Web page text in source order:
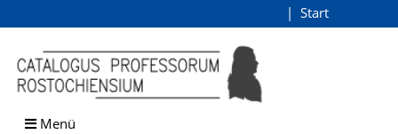
Browsen
direkt zum Inhalt
Start
Menü